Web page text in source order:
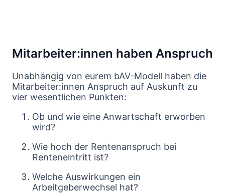
Mitarbeiter:innen haben Anspruch
Unabhängig von eurem bAV-Modell haben die
Mitarbeiter:innen Anspruch auf Auskunft zu
vier wesentlichen Punkten:
Ob und wie eine Anwartschaft erworben
wird?
Wie hoch der Rentenanspruch bei
Renteneintritt ist?
Welche Auswirkungen ein
Arbeitgeberwechsel hat?